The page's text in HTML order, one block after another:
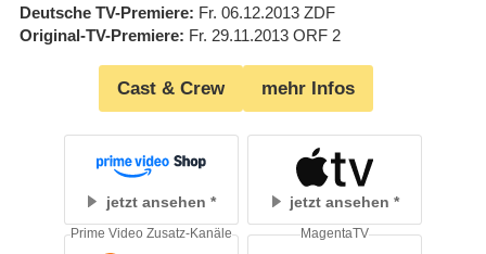
Deutsche TV-Premiere Fr. 06.12.2013 ZDF
Original-TV-Premiere Fr. 29.11.2013 ORF 2
Cast & Crew mehr Infos
jetzt ansehen jetzt ansehen
Prime Video Zusatz-Kanäle MagentaTV